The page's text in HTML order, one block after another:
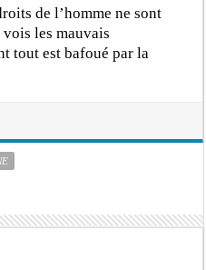
de l’homme ne sont
vois les mauvais
tout est bafoué par la